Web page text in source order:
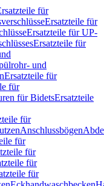
für
Ersatzteile für
Ersatzteile für UP-
Ersatzteile für
und
Ersatzteile für
für
für BidetsErsatzteile
für
Anschlussbögen
für
für
für
für